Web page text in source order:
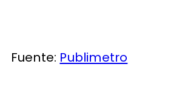
Fuente: Publimetro